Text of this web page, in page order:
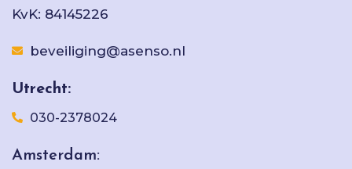
KvK: 84145226
beveiliging@asenso.nl
Utrecht:
030-2378024
Amsterdam: